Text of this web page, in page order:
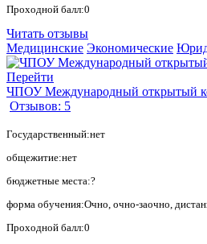
Проходной балл:0
Читать отзывы
Медицинские Экономические
Перейти
ЧПОУ Международный открытый
Отзывов: 5
Государственный:нет
общежитие:нет
бюджетные места:?
форма обучения:Очно, очно-заочно,
Проходной балл:0